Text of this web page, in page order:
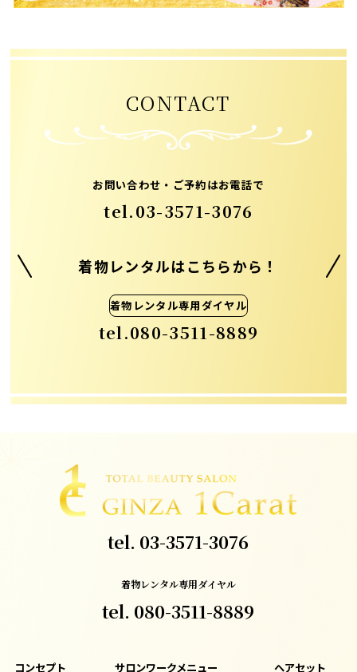
CONTACT
お問い合わせ・ご予約はお電話で
tel.03-3571-3076
着物レンタルはこちらから！
着物レンタル専用ダイヤル
tel.080-3511-8889
tel. 03-3571-3076
着物レンタル専用ダイヤル
tel. 080-3511-8889
コンセプト サロンワークメニュー ヘアセット